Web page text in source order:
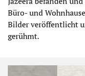
Büro- und
Bilder veröffentlicht
gerühmt.